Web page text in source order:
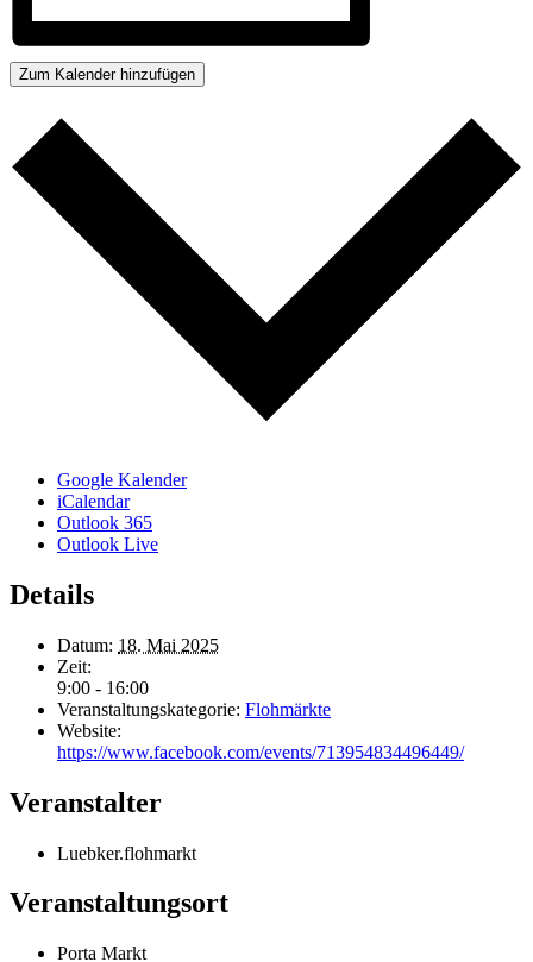
Zum Kalender hinzufügen
Google Kalender
iCalendar
Outlook 365
Outlook Live
Details
Datum: 18. Mai 2025
Zeit:
9:00 - 16:00
Veranstaltungskategorie: Flohmärkte
Website:
https://www.facebook.com/events/713954834496449/
Veranstalter
Luebker.flohmarkt
Veranstaltungsort
Porta Markt